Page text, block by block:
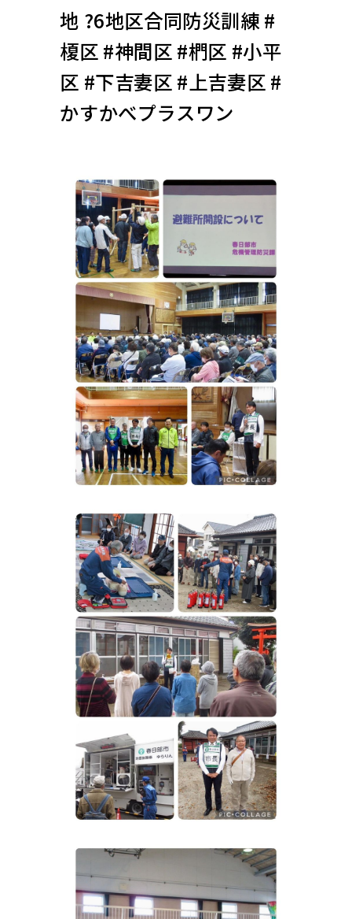
地 ?6地区合同防災訓練 #
榎区 #神間区 #椚区 #小平
区 #下吉妻区 #上吉妻区 #
かすかべプラスワン